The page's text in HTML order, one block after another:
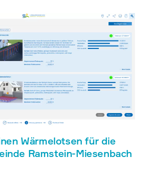
Wärmelotsen für die
Ramstein-Miesenbach